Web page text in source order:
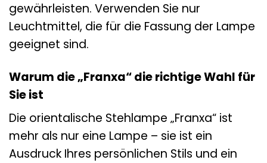
gewährleisten. Verwenden Sie nur
Leuchtmittel, die für die Fassung der Lampe
geeignet sind.
Warum die „Franxa“ die richtige Wahl für
Sie ist
Die orientalische Stehlampe „Franxa“ ist
mehr als nur eine Lampe – sie ist ein
Ausdruck Ihres persönlichen Stils und ein